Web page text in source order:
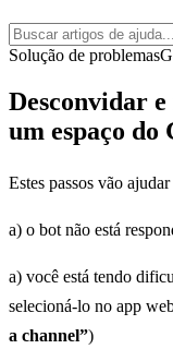
Solução de problemas
Desconvidar
um espaço do
Estes passos vão
a) o bot não está
a) você está tendo
selecioná-lo no app
a channel”)